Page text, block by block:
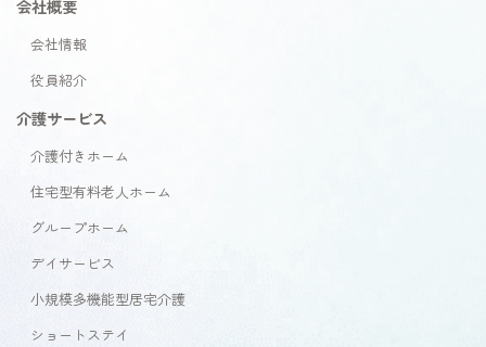
会社概要
会社情報
役員紹介
介護サービス
介護付きホーム
住宅型有料老人ホーム
グループホーム
デイサービス
小規模多機能型居宅介護
ショートステイ